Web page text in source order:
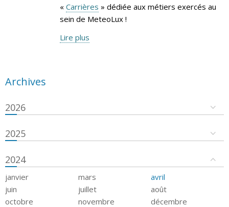
« Carrières » dédiée aux métiers exercés au
sein de MeteoLux !
Lire plus
Archives
2026
2025
2024
janvier mars
avril
juin
juillet
août
octobre
novembre décembre